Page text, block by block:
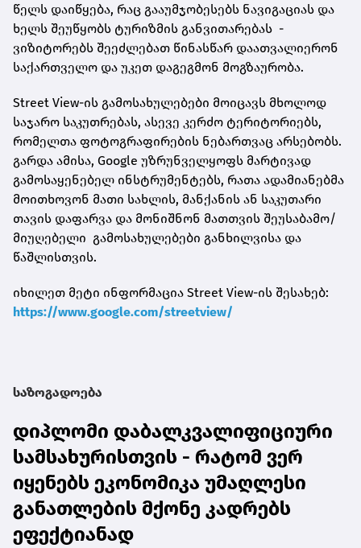
წელს დაიწყება, რაც გააუმჯობესებს ნავიგაციას და
ხელს შეუწყობს ტურიზმის განვითარებას -
ვიზიტორებს შეეძლებათ წინასწარ დაათვალიერონ
საქართველო და უკეთ დაგეგმონ მოგზაურობა.
Street View-ის გამოსახულებები მოიცავს მხოლოდ
საჯარო საკუთრებას, ასევე კერძო ტერიტორიებს,
რომელთა ფოტოგრაფირების ნებართვაც არსებობს.
გარდა ამისა, Google უზრუნველყოფს მარტივად
გამოსაყენებელ ინსტრუმენტებს, რათა ადამიანებმა
მოითხოვონ მათი სახლის, მანქანის ან საკუთარი
თავის დაფარვა და მონიშნონ მათთვის შეუსაბამო/
მიუღებელი გამოსახულებები განხილვისა და
წაშლისთვის.
იხილეთ მეტი ინფორმაცია Street View-ის შესახებ:
https://www.google.com/streetview/
საზოგადოება
დიპლომი დაბალკვალიფიციური
სამსახურისთვის - რატომ ვერ
იყენებს ეკონომიკა უმაღლესი
განათლების მქონე კადრებს
ეფექტიანად